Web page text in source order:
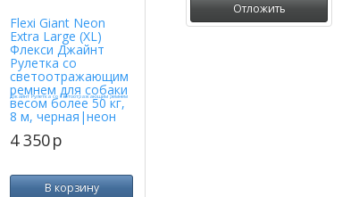
Flexi Giant Neon
Extra Large (XL)
Флекси Джайнт
Рулетка со
светоотражающим
ремнем для собаки
весом более 50 кг,
8 м, черная|неон
4 350p
В корзину
Отложить